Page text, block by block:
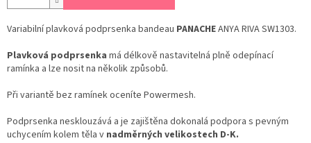
Variabilní plavková podprsenka bandeau PANACHEANYA RIVA SW1303.
Plavková podprsenka má délkově nastavitelná plně odepínací
ramínka a lze nosit na několik způsobů.
Při variantě bez ramínek oceníte Powermesh.
Podprsenka nesklouzává a je zajištěna dokonalá podpora s pevným
uchycením kolem těla v nadměrných velikostech D-K.